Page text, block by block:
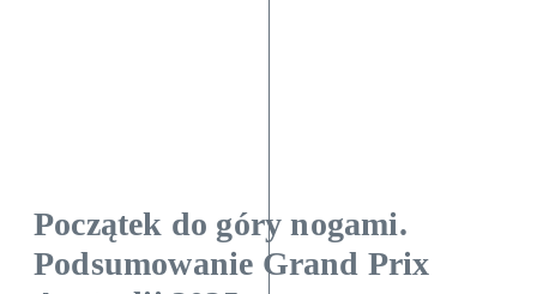
Początek do góry nogami.
Podsumowanie Grand Prix